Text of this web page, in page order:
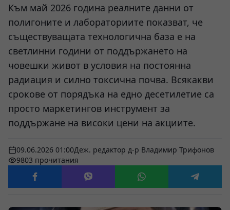
Към май 2026 година реалните данни от
полигоните и лабораториите показват, че
съществуващата технологична база е на
светлинни години от поддържането на
човешки живот в условия на постоянна
радиация и силно токсична почва. Всякакви
срокове от порядъка на едно десетилетие са
просто маркетингов инструмент за
поддържане на високи цени на акциите.
09.06.2026 01:00Деж. редактор д-р Владимир Трифонов
9803 прочитания